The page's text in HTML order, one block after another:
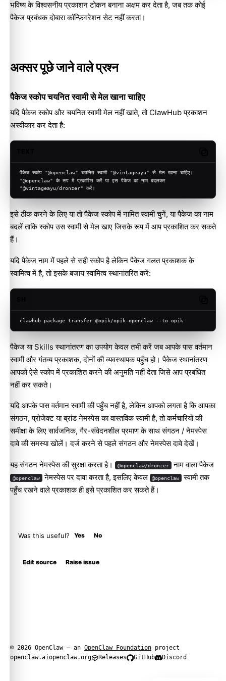
भविष्य के विश्वसनीय प्रकाशन टोकन बनाना अक्षम कर देता है, जब तक कोई
पैकेज प्रबंधक दोबारा कॉन्फ़िगरेशन सेट नहीं करता।
अक्सर पूछे जाने वाले प्रश्न
पैकेज स्कोप चयनित स्वामी से मेल खाना चाहिए
यदि पैकेज स्कोप और चयनित स्वामी मेल नहीं खाते, तो ClawHub प्रकाशन
अस्वीकार कर देता है:
पैकेज स्कोप "@openclaw" चयनित स्वामी "@vintageayu" से मेल खाना चाहिए।
"@openclaw" के रूप में प्रकाशित करें या इस पैकेज का नाम बदलकर
"@vintageayu/dronzer" करें।
इसे ठीक करने के लिए या तो पैकेज स्कोप में नामित स्वामी चुनें, या पैकेज का नाम
बदलें ताकि स्कोप उस स्वामी से मेल खाए जिसके रूप में आप प्रकाशित कर सकते
हैं।
यदि पैकेज नाम में पहले से सही स्कोप है लेकिन पैकेज गलत प्रकाशक के
स्वामित्व में है, तो इसके बजाय स्वामित्व स्थानांतरित करें:
clawhub package transfer @opik/opik-openclaw --to opik
पैकेज या Skills स्थानांतरण का उपयोग केवल तभी करें जब आपके पास वर्तमान
स्वामी और गंतव्य प्रकाशक, दोनों की व्यवस्थापक पहुँच हो। पैकेज स्थानांतरण
आपको ऐसे स्कोप में प्रकाशित करने की अनुमति नहीं देता जिसे आप प्रबंधित
नहीं कर सकते।
यदि आपके पास वर्तमान स्वामी की पहुँच नहीं है, लेकिन आपको लगता है कि आपका
संगठन, प्रोजेक्ट या ब्रांड नेमस्पेस का वास्तविक स्वामी है, तो कर्मचारियों की
समीक्षा के लिए सार्वजनिक, गैर-संवेदनशील प्रमाण के साथसंगठन / नेमस्पेस
दावे की समस्याखोलें। दर्ज करने से पहलेसंगठन और नेमस्पेस दावेदेखें।
यह संगठन नेमस्पेस की सुरक्षा करता है। @openclaw/dronzer नाम वाला पैकेज
@openclaw नेमस्पेस पर दावा करता है, इसलिए केवल @openclaw
स्वामी तक
पहुँच रखने वाले प्रकाशक ही इसे प्रकाशित कर सकते हैं।
Was this useful? Yes No
Edit source Raise issue
© 2026 OpenClaw — an OpenClaw Foundation project
openclaw.aiopenclaw.org Releases GitHub Discord
Molty